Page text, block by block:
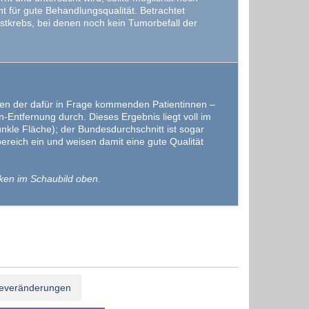
für gute Behandlungsqualität. Betrachtet
bei denen noch kein Tumorbefall der
der dafür in Frage kommenden Patientinnen –
Entfernung durch. Dieses Ergebnis liegt voll im
Fläche); der Bundesdurchschnitt ist sogar
ein und weisen damit eine gute Qualität
im Schaubild oben.